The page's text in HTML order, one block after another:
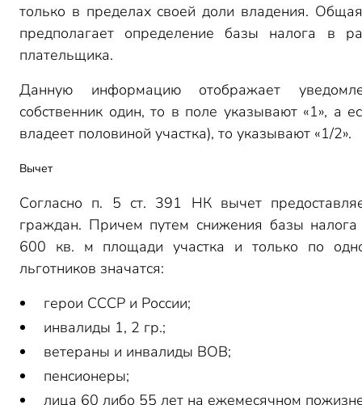
только в пределах своей доли владения. Общая
предполагает определение базы налога в
плательщика.
Данную информацию отображает
собственник один, то в поле указывают «1», а
владеет половиной участка), то указывают «1/2».
Вычет
Согласно п. 5 ст. 391 НК вычет
граждан. Причем путем снижения базы налога
600 кв. м площади участка и только по
льготников значатся:
герои СССР и России;
инвалиды 1, 2 гр.;
ветераны и инвалиды ВОВ;
пенсионеры;
лица 60 либо 55 лет на ежемесячном